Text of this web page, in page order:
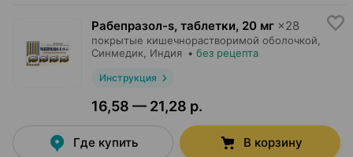
Рабепразол-s, таблетки, 20 мг ×28
покрытые кишечнорастворимой оболочкой,
Синмедик , Индия • без рецепта
Инструкция
16,58 — 21,28 р.
Где купить В корзину